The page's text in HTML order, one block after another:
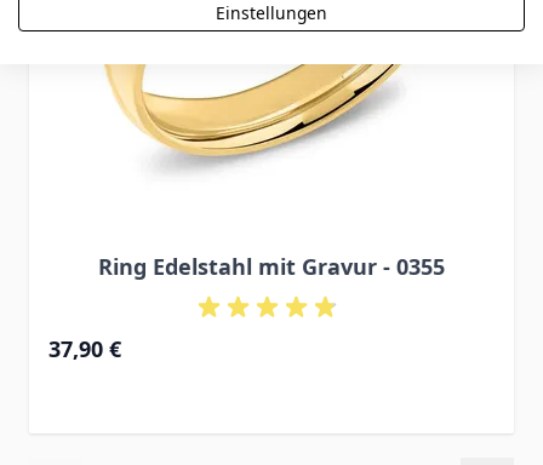
Ring Edelstahl mit Gravur - 0355
37,90 €
Einstellungen